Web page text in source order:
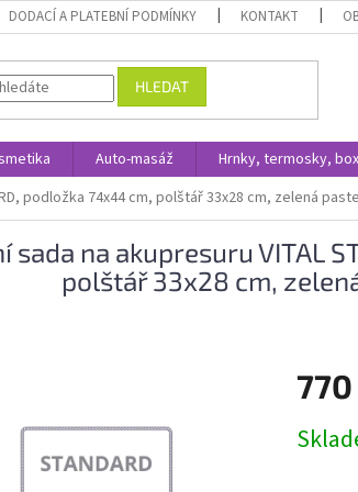
DODACÍ A PLATEBNÍ PODMÍNKY KONTAKT
HLEDAT
Auto-masáž Hrnky, termosky,
podložka 74x44 cm, polštář 33x28 cm, zelená
sada na akupresuru VITAL
polštář 33x28 cm,
770
cena: